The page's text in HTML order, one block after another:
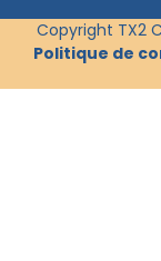
Copyright TX2
Politique de